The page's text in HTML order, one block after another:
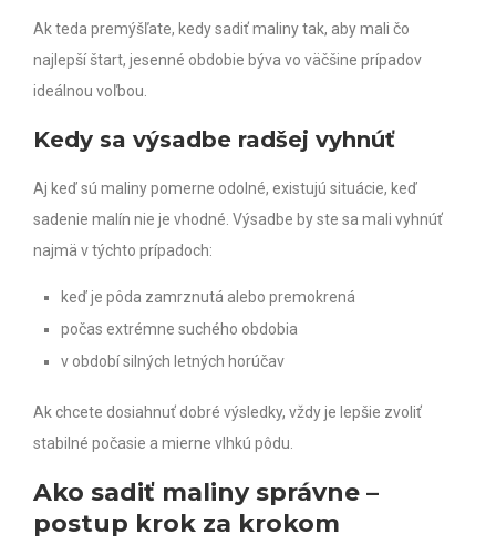
Ak teda premýšľate, kedy sadiť maliny tak, aby mali čo
najlepší štart, jesenné obdobie býva vo väčšine prípadov
ideálnou voľbou.
Kedy sa výsadbe radšej vyhnúť
Aj keď sú maliny pomerne odolné, existujú situácie, keď
sadenie malín nie je vhodné. Výsadbe by ste sa mali vyhnúť
najmä v týchto prípadoch:
keď je pôda zamrznutá alebo premokrená
počas extrémne suchého obdobia
v období silných letných horúčav
Ak chcete dosiahnuť dobré výsledky, vždy je lepšie zvoliť
stabilné počasie a mierne vlhkú pôdu.
Ako sadiť maliny správne –
postup krok za krokom